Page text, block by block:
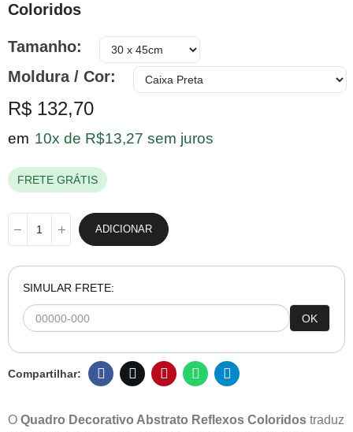
Coloridos
Tamanho
Moldura / Cor
R$ 132,70
em 10x de R$13,27 sem juros
FRETE GRÁTIS
ADICIONAR
SIMULAR FRETE:
OK
O Quadro Decorativo Abstrato Reflexos Coloridos traduz